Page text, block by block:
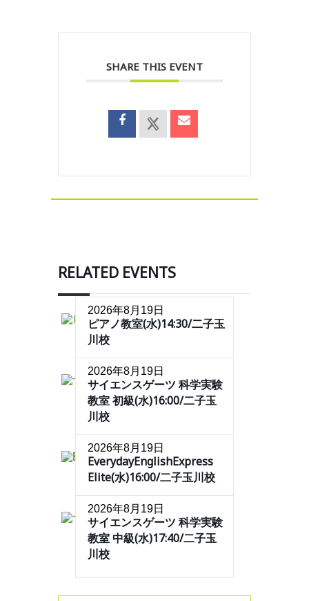
SHARE THIS EVENT
RELATED EVENTS
2026年8月19日
ピアノ教室(水)14:30/二子玉
川校
2026年8月19日
サイエンスゲーツ 科学実験
教室 初級(水)16:00/二子玉
川校
2026年8月19日
EverydayEnglishExpress
Elite(水)16:00/二子玉川校
2026年8月19日
サイエンスゲーツ 科学実験
教室 中級(水)17:40/二子玉
川校